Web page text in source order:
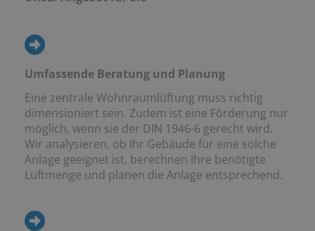
Umfassende Beratung und Planung
Eine zentrale Wohnraumlüftung muss richtig
dimensioniert sein. Zudem ist eine Förderung nur
möglich, wenn sie der DIN 1946-6 gerecht wird.
Wir analysieren, ob Ihr Gebäude für eine solche
Anlage geeignet ist, berechnen Ihre benötigte
Luftmenge und planen die Anlage entsprechend.